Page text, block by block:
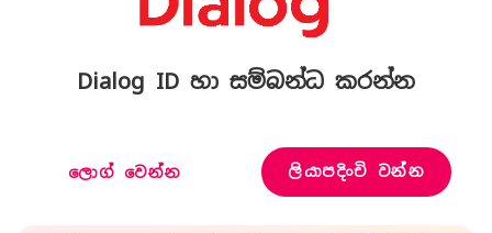
Dialog ID හා සම්බන්ධ කරන්න
ලොග් වෙන්න ලියාපදිංචි වන්න